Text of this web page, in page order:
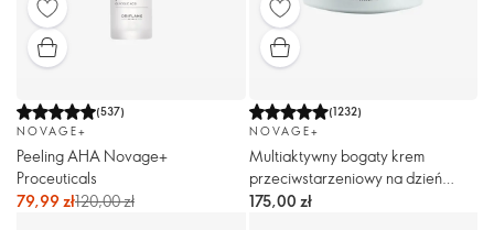
(537)
NOVAGE+
Peeling AHA Novage+
Proceuticals
79,99 zł120,00 zł
(1232)
NOVAGE+
Multiaktywny bogaty krem
przeciwstarzeniowy na dzień
Novage+ SPF 30
175,00 zł